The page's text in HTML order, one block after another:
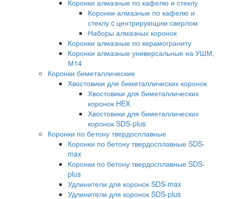
Коронки алмазные по кафелю и стеклу
Коронки алмазные по кафелю и
стеклу c центрирующим сверлом
Наборы алмазных коронок
Коронки алмазные по керамограниту
Коронки алмазные универсальные на УШМ,
М14
Коронки биметаллические
Хвостовики для биметаллических коронок
Хвостовики для биметаллических
коронок HEX
Хвостовики для биметаллических
коронок SDS-plus
Коронки по бетону твердосплавные
Коронки по бетону твердосплавные SDS-
max
Коронки по бетону твердосплавные SDS-
plus
Удлинители для коронок SDS-max
Удлинители для коронок SDS-plus